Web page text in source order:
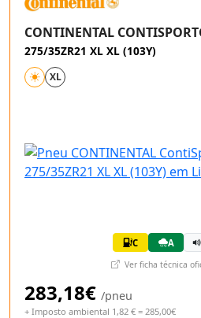
CONTINENTAL
275/35ZR21 XL XL (103Y)
XL
C A
Ver ficha técnica
283,18€ /pneu
+ Imposto ambiental 1,82 € = 285,00€